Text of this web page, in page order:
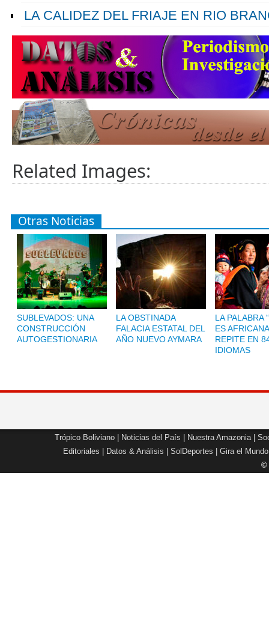
LA CALIDEZ DEL FRIAJE EN RIO
Related Images:
Otras Noticias
SUBLEVADOS: UNA
CONSTRUCCIÓN
AUTOGESTIONARIA
LA OBSTINADA
FALACIA ESTATAL DEL
AÑO NUEVO AYMARA
LA PALABRA
ES
REPITE EN
IDIOMAS
Trópico Boliviano Noticias del País Nuestra Amazonia
Editoriales
Datos & Análisis SolDeportes Gira el Mundo
©